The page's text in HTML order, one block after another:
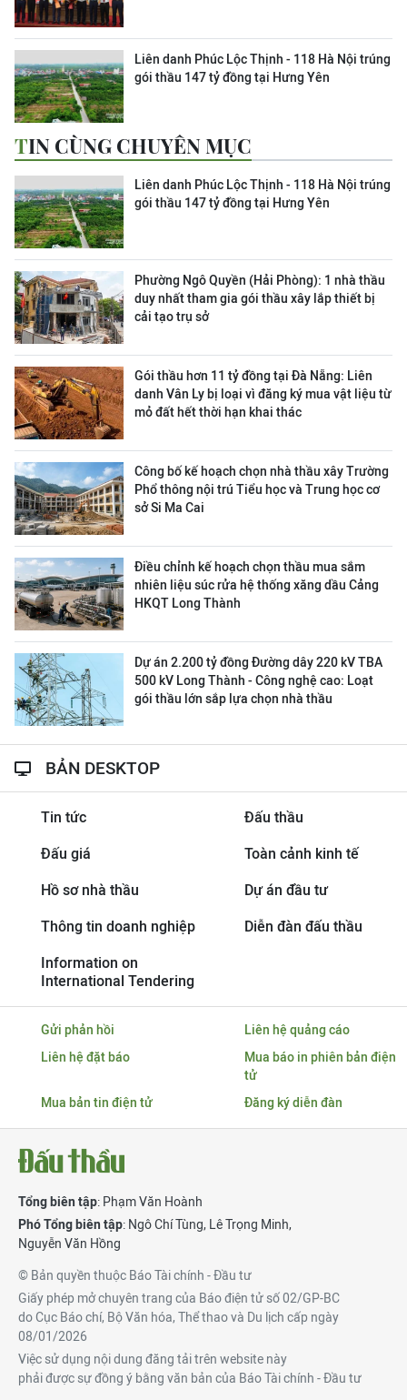
Liên danh Phúc Lộc Thịnh - 118 Hà Nội trúng
gói thầu 147 tỷ đồng tại Hưng Yên
TIN CÙNG CHUYÊN MỤC
Liên danh Phúc Lộc Thịnh - 118 Hà Nội trúng
gói thầu 147 tỷ đồng tại Hưng Yên
Phường Ngô Quyền (Hải Phòng): 1 nhà thầu
duy nhất tham gia gói thầu xây lắp thiết bị
cải tạo trụ sở
Gói thầu hơn 11 tỷ đồng tại Đà Nẵng: Liên
danh Vân Ly bị loại vì đăng ký mua vật liệu từ
mỏ đất hết thời hạn khai thác
Công bố kế hoạch chọn nhà thầu xây Trường
Phổ thông nội trú Tiểu học và Trung học cơ
sở Si Ma Cai
Điều chỉnh kế hoạch chọn thầu mua sắm
nhiên liệu súc rửa hệ thống xăng dầu Cảng
HKQT Long Thành
Dự án 2.200 tỷ đồng Đường dây 220 kV TBA
500 kV Long Thành - Công nghệ cao: Loạt
gói thầu lớn sắp lựa chọn nhà thầu
BẢN DESKTOP
Tin tức Đấu thầu
Đấu giá Toàn cảnh kinh tế
Hồ sơ nhà thầu Dự án đầu tư
Thông tin doanh nghiệp Diễn đàn đấu thầu
Information on
International Tendering
Gửi phản hồi
Liên hệ quảng cáo
Liên hệ đặt báo
Mua báo in phiên bản điện
tử
Mua bản tin điện tử
Đăng ký diễn đàn
Tổng biên tập: Phạm Văn Hoành
Phó Tổng biên tập: Ngô Chí Tùng, Lê Trọng Minh,
Nguyễn Văn Hồng
© Bản quyền thuộc Báo Tài chính - Đầu tư
Giấy phép mở chuyên trang của Báo điện tử số 02/GP-BC
do Cục Báo chí, Bộ Văn hóa, Thể thao và Du lịch cấp ngày
08/01/2026
Việc sử dụng nội dung đăng tải trên website này
phải được sự đồng ý bằng văn bản của Báo Tài chính - Đầu tư